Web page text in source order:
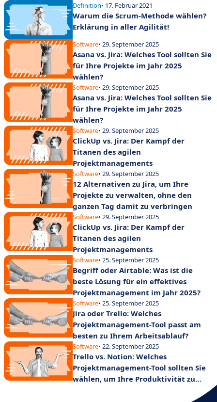
Definition• 17. Februar 2021
Warum die Scrum-Methode wählen?
Erklärung in aller Agilität!
Software• 29. September 2025
Asana vs. Jira: Welches Tool sollten Sie
für Ihre Projekte im Jahr 2025
wählen?
Software• 29. September 2025
Asana vs. Jira: Welches Tool sollten Sie
für Ihre Projekte im Jahr 2025
wählen?
Software• 29. September 2025
ClickUp vs. Jira: Der Kampf der
Titanen des agilen
Projektmanagements
Software• 29. September 2025
12 Alternativen zu Jira, um Ihre
Projekte zu verwalten, ohne den
ganzen Tag damit zu verbringen
Software• 29. September 2025
ClickUp vs. Jira: Der Kampf der
Titanen des agilen
Projektmanagements
Software• 25. September 2025
Begriff oder Airtable: Was ist die
beste Lösung für ein effektives
Projektmanagement im Jahr 2025?
Software• 25. September 2025
Jira oder Trello: Welches
Projektmanagement-Tool passt am
besten zu Ihrem Arbeitsablauf?
Software• 22. September 2025
Trello vs. Notion: Welches
Projektmanagement-Tool sollten Sie
wählen, um Ihre Produktivität zu